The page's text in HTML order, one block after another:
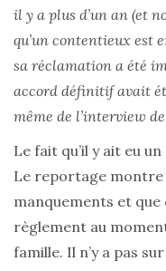
il y a plus d’un an (et
qu’un contentieux est
sa réclamation a été
accord définitif avait
même de l’interview
Le fait qu’il y ait eu
Le reportage montre
manquements et
règlement au
famille. Il n’y a pas